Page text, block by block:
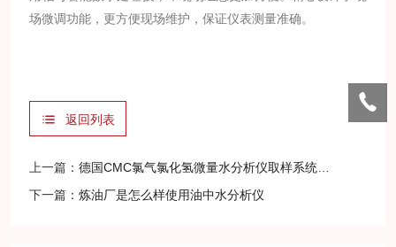
场微调功能，更方便现场维护，保证仪表测量准确。
返回列表
上一篇：德国CMC氯气氯化氢微量水分析仪取样系统旁通设计
下一篇：炼油厂是怎么样使用油中水分析仪